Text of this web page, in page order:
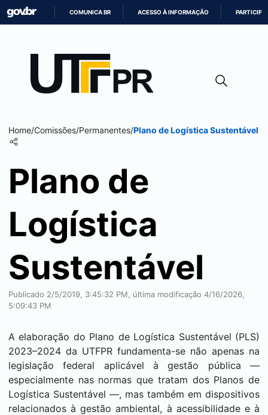
CONTEÚDO
COMUNICA BR ACESSO À INFORMAÇÃO PARTICIPE
Home/Comissões/Permanentes/Plano de Logística Sustentável
Plano de
Logística
Sustentável
Publicado 2/5/2019, 3:45:32 PM, última modificação 4/16/2026,
5:09:43 PM
A elaboração do Plano de Logística Sustentável (PLS)
2023–2024 da UTFPR fundamenta-se não apenas na
legislação federal aplicável à gestão pública —
especialmente nas normas que tratam dos Planos de
Logística Sustentável —, mas também em dispositivos
relacionados à gestão ambiental, à acessibilidade e à